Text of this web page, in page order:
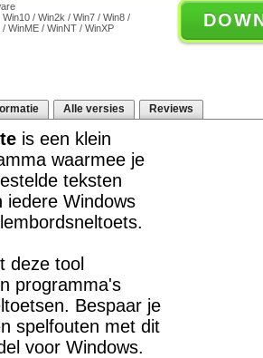
Win10 / Win2k / Win7 / Win8 /
/ WinME / WinNT / WinXP
Alle versies Reviews
is een klein
waarmee je
teksten
iedere Windows
deze tool
programma's
Bespaar je
spelfouten met dit
voor Windows.